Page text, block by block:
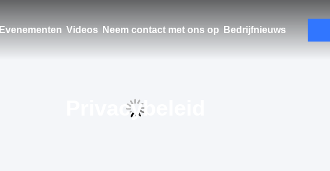
Evenementen Videos Neem contact met ons op Bedrijfnieuws
Privacybeleid